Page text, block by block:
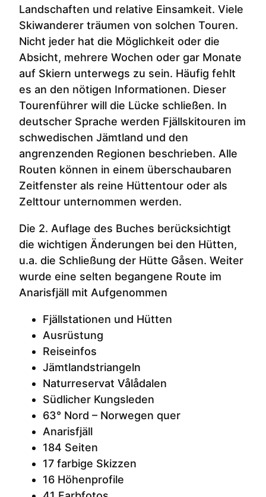
Landschaften und relative Einsamkeit. Viele
Skiwanderer träumen von solchen Touren.
Nicht jeder hat die Möglichkeit oder die
Absicht, mehrere Wochen oder gar Monate
auf Skiern unterwegs zu sein. Häufig fehlt
es an den nötigen Informationen. Dieser
Tourenführer will die Lücke schließen. In
deutscher Sprache werden Fjällskitouren im
schwedischen Jämtland und den
angrenzenden Regionen beschrieben. Alle
Routen können in einem überschaubaren
Zeitfenster als reine Hüttentour oder als
Zelttour unternommen werden.
Die 2. Auflage des Buches berücksichtigt
die wichtigen Änderungen bei den Hütten,
u.a. die Schließung der Hütte Gåsen. Weiter
wurde eine selten begangene Route im
Anarisfjäll mit Aufgenommen
Fjällstationen und Hütten
Ausrüstung
Reiseinfos
Jämtlandstriangeln
Naturreservat Vålådalen
Südlicher Kungsleden
63° Nord – Norwegen quer
Anarisfjäll
184 Seiten
17 farbige Skizzen
16 Höhenprofile